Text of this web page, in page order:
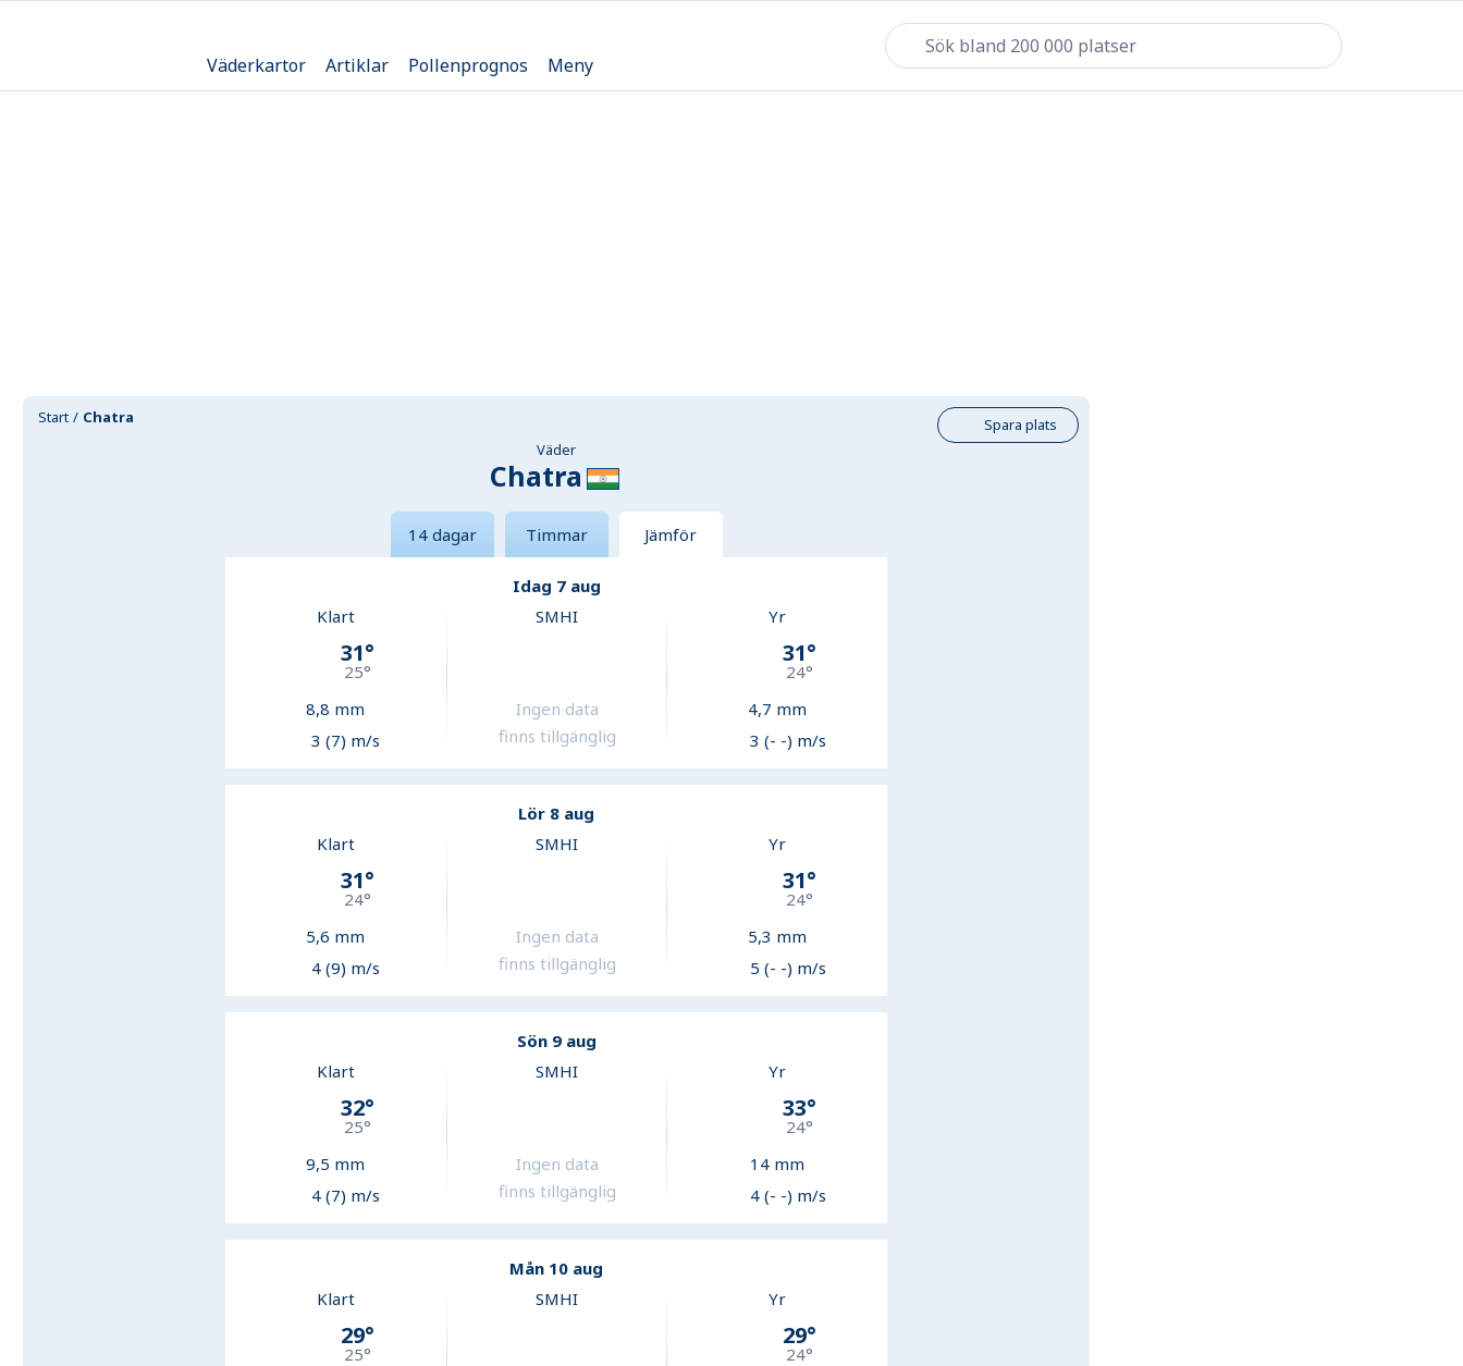
Väderkartor Artiklar Pollenprognos Meny
Start Chatra
Spara plats
Väder
Chatra
14 dagar Timmar Jämför
Idag 7 aug
Klart
31°
25°
8,8 mm
3 (7) m/s
SMHI
Ingen data
finns tillgänglig
Yr
31°
24°
4,7 mm
3 (- -) m/s
Lör 8 aug
Klart
31°
24°
5,6 mm
4 (9) m/s
SMHI
Ingen data
finns tillgänglig
Yr
31°
24°
5,3 mm
5 (- -) m/s
Sön 9 aug
Klart
32°
25°
9,5 mm
4 (7) m/s
SMHI
Ingen data
finns tillgänglig
Yr
33°
24°
14 mm
4 (- -) m/s
Mån 10 aug
Klart
29°
25°
SMHI Yr
29°
24°